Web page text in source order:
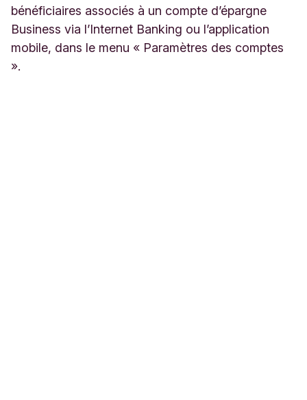
bénéficiaires associés à un compte d’épargne
Business via l’Internet Banking ou l’application
mobile, dans le menu « Paramètres des comptes
».